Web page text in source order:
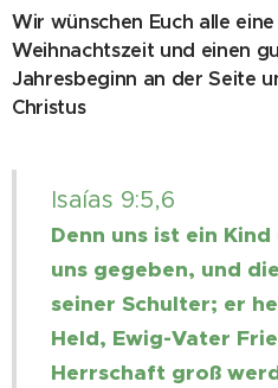
Wir wünschen Euch alle
Weihnachtszeit und einen
Jahresbeginn an der Seite
Christus
Isaías 9:5,6
Denn uns ist ein
uns gegeben, und
seiner Schulter; er
Held, Ewig-Vater
Herrschaft groß